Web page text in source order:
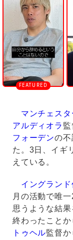
マンチェスタ
アルディオラ 監
フォーデンの不
た。3日、イギ
えている。
イングランド
月の活動で唯
思うような結
終わったことか
トゥヘル監督